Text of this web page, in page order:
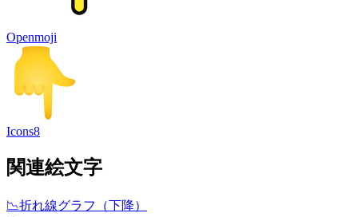
Openmoji
Icons8
関連絵文字
📉折れ線グラフ（下降）